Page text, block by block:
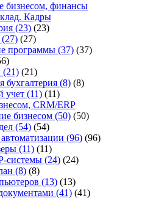
бизнесом, финансы
Кадры
(23) (23)
(27) (27)
программы (37) (37)
(21) (21)
бухгалтерия (8) (8)
учет (11) (11)
CRM/ERP
бизнесом (50) (50)
(54) (54)
(96) (96)
(11) (11)
системы (24) (24)
(8) (8)
(13) (13)
(41) (41)